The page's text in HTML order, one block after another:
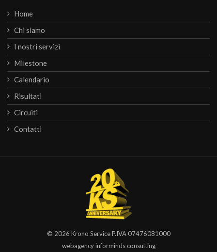
Home
Chi siamo
I nostri servizi
Milestone
Calendario
Risultati
Circuiti
Contatti
© 2026 Krono ServiceP.IVA 07476081000
webagency informinds consulting